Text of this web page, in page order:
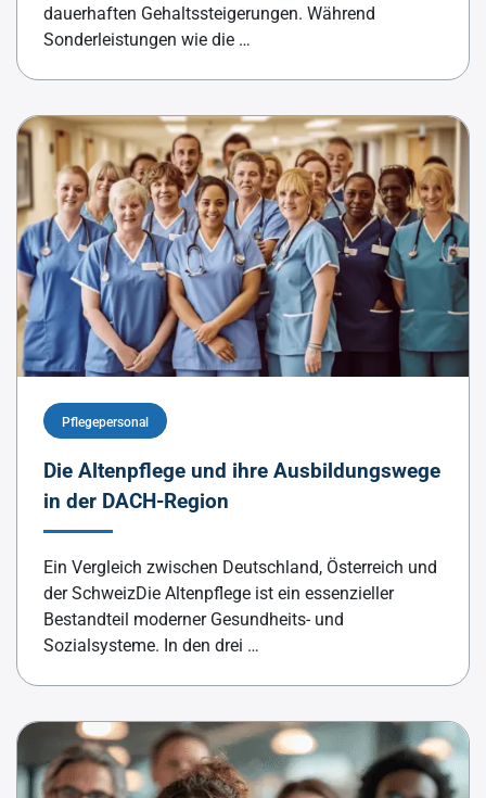
dauerhaften Gehaltssteigerungen. Während
Sonderleistungen wie die …
Pflegepersonal
Die Altenpflege und ihre Ausbildungswege
in der DACH-Region
Ein Vergleich zwischen Deutschland, Österreich und
der SchweizDie Altenpflege ist ein essenzieller
Bestandteil moderner Gesundheits- und
Sozialsysteme. In den drei …